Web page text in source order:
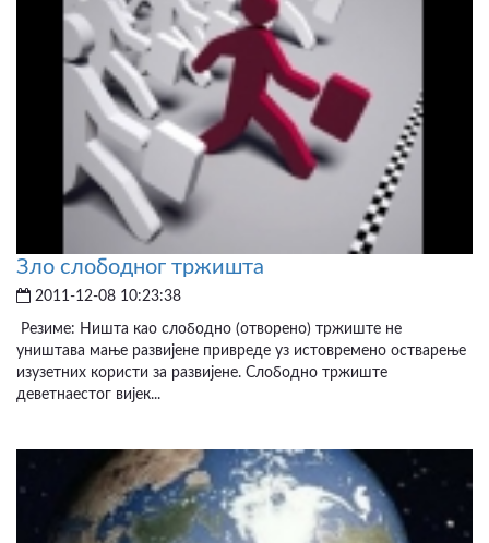
Зло слободног тржишта
2011-12-08 10:23:38
Резиме: Ништа као слободно (отворено) тржиште не
уништава мање развијене привреде уз истовремено остварење
изузетних користи за развијене. Слободно тржиште
деветнаестог вијек...